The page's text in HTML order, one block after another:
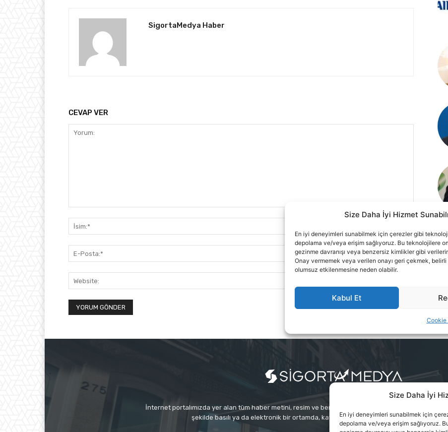
Size Daha İyi
En iyi deneyimleri sunabilmek için
depolama ve/veya erişim sağlıyoruz.
İnternet portalımızda yer alan tüm haber metini, resim ve benzeri içeriğin hakları Sigortamedya
şekilde basılı ya da elektronik bir ortamda, kaynak gösterilse bile izin alınmadan